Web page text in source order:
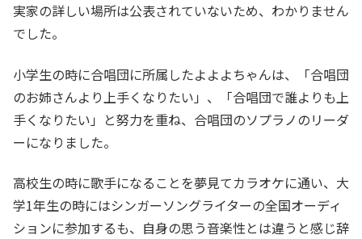
実家の詳しい場所は公表されていないため、わかりません
でした。
小学生の時に合唱団に所属したよよよちゃんは、「合唱団
のお姉さんより上手くなりたい」、「合唱団で誰よりも上
手くなりたい」と努力を重ね、合唱団のソプラノのリーダ
ーになりました。
高校生の時に歌手になることを夢見てカラオケに通い、大
学1年生の時にはシンガーソングライターの全国オーディ
ションに参加するも、自身の思う音楽性とは違うと感じ辞